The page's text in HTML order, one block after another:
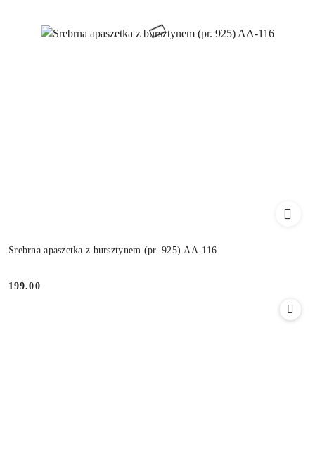
Srebrna apaszetka z bursztynem (pr. 925) AA-116
Cena:
199.00